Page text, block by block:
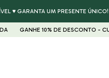
UM PRESENTE ÚNICO!
10% DE DESCONTO - CUPOM: